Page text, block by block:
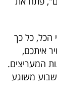
הכל, כל כך
איתכם,
המעריצים.
משוגע